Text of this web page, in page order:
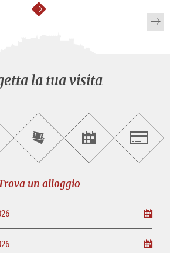
segue
la tua visita
Compra
biglietti
Trova
gli
eventi
un alloggio